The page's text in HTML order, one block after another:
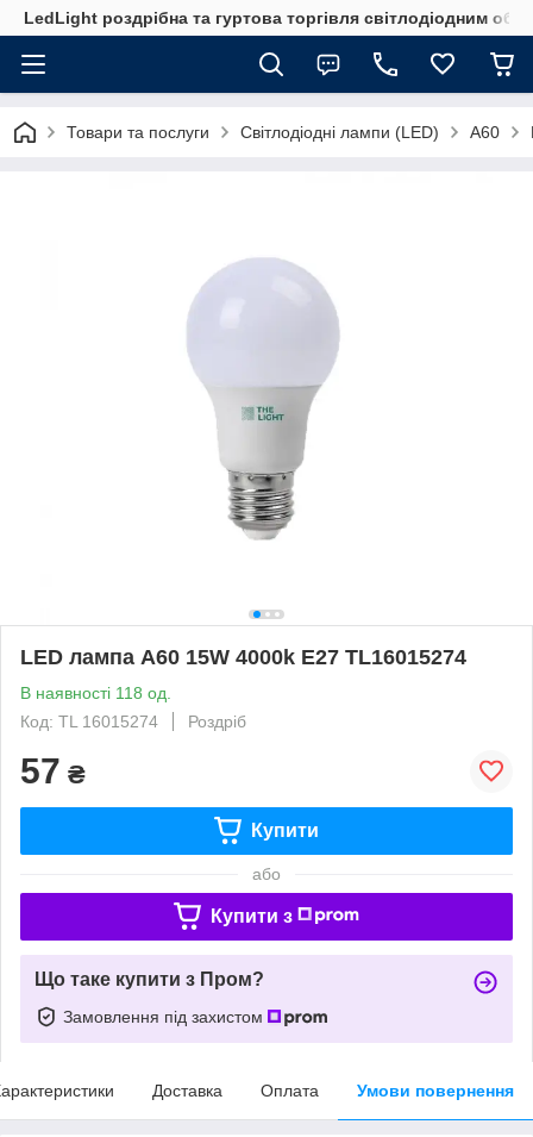
LedLight роздрiбна та гуртова торгiвля свiтлодiодним
Товари та послуги Світлодіодні лампи (LED) А60
LED лампа А60 15W 4000k E27 TL16015274
В наявності 118 од.
Код: TL 16015274
Роздріб
57 ₴
Купити
або
Купити з
Що таке купити з Пром?
Замовлення під захистом
Доставка Оплата Умови повернення